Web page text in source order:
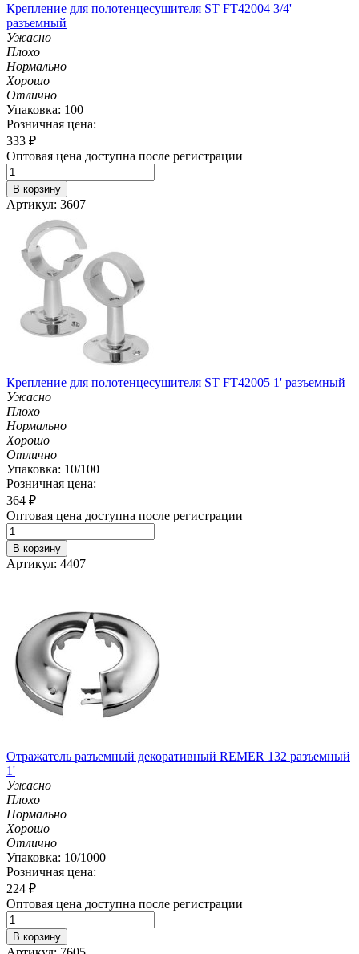
Крепление для полотенцесушителя ST FT42004 3/4'
разъемный
Ужасно
Плохо
Нормально
Хорошо
Отлично
Упаковка: 100
Розничная цена:
333 ₽
Оптовая цена доступна после регистрации
В корзину
Артикул: 3607
Крепление для полотенцесушителя ST FT42005 1' разъемный
Ужасно
Плохо
Нормально
Хорошо
Отлично
Упаковка: 10/100
Розничная цена:
364 ₽
Оптовая цена доступна после регистрации
В корзину
Артикул: 4407
Отражатель разъемный декоративный REMER 132 разъемный
1'
Ужасно
Плохо
Нормально
Хорошо
Отлично
Упаковка: 10/1000
Розничная цена:
224 ₽
Оптовая цена доступна после регистрации
В корзину